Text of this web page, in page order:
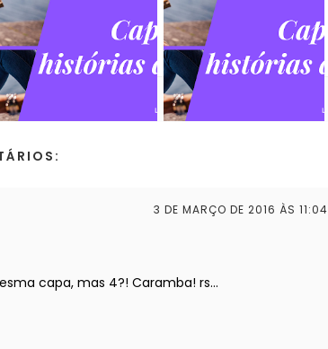
3 DE MARÇO DE 2016 ÀS 11:04
capa, mas 4?! Caramba! rs...